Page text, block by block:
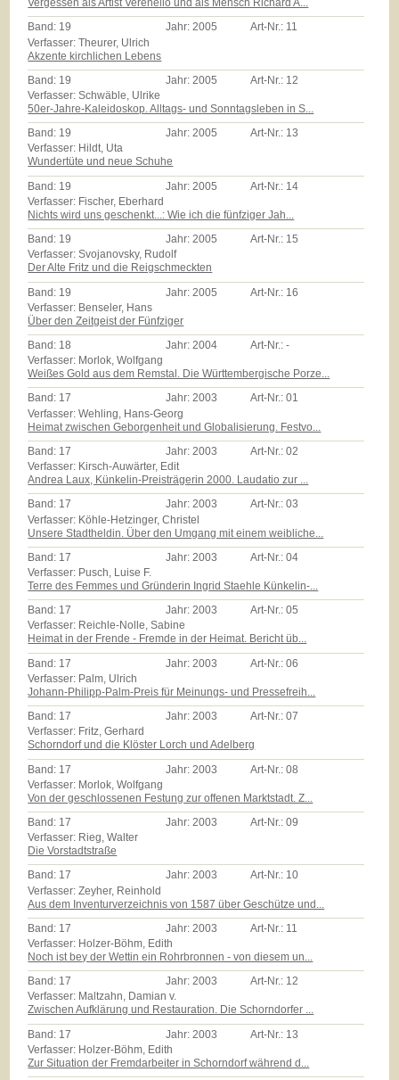
Vergessen als Artist Verenello und als Mensch Richard A...
Band: 19 Jahr:2005 Art-Nr.: 11
Verfasser: Theurer, Ulrich
Akzente kirchlichen Lebens
Band: 19 Jahr:2005 Art-Nr.: 12
Verfasser: Schwäble, Ulrike
50er-Jahre-Kaleidoskop. Alltags- und Sonntagsleben in S...
Band: 19 Jahr:2005 Art-Nr.: 13
Verfasser: Hildt, Uta
Wundertüte und neue Schuhe
Band: 19 Jahr: 2005 Art-Nr.: 14
Verfasser: Fischer, Eberhard
Nichts wird uns geschenkt...: Wie ich die fünfziger Jah...
Band: 19 Jahr:2005 Art-Nr.: 15
Verfasser: Svojanovsky, Rudolf
Der Alte Fritz und die Reigschmeckten
Band: 19 Jahr: 2005 Art-Nr.: 16
Verfasser: Benseler, Hans
Über den Zeitgeist der Fünfziger
Band: 18 Jahr:2004 Art-Nr.:-
Verfasser: Morlok, Wolfgang
Weißes Gold aus dem Remstal. Die Württembergische Porze...
Band: 17 Jahr:2003 Art-Nr.:01
Verfasser: Wehling, Hans-Georg
Heimat zwischen Geborgenheit und Globalisierung. Festvo...
Band: 17 Jahr:2003 Art-Nr.:02
Verfasser: Kirsch-Auwärter, Edit
Andrea Laux, Künkelin-Preisträgerin 2000. Laudatio zur ...
Band: 17 Jahr:2003 Art-Nr.:03
Verfasser: Köhle-Hetzinger, Christel
Unsere Stadtheldin. Über den Umgang mit einem weibliche...
Band: 17 Jahr: 2003 Art-Nr.:04
Verfasser: Pusch, Luise F.
Terre des Femmes und Gründerin Ingrid Staehle Künkelin-...
Band: 17 Jahr:2003 Art-Nr.:05
Verfasser: Reichle-Nolle, Sabine
Heimat in der Frende - Fremde in der Heimat. Bericht üb...
Band: 17 Jahr: 2003 Art-Nr.:06
Verfasser: Palm, Ulrich
Johann-Philipp-Palm-Preis für Meinungs- und Pressefreih...
Band: 17 Jahr:2003 Art-Nr.:07
Verfasser: Fritz, Gerhard
Schorndorf und die Klöster Lorch und Adelberg
Band: 17 Jahr: 2003 Art-Nr.:08
Verfasser: Morlok, Wolfgang
Von der geschlossenen Festung zur offenen Marktstadt. Z...
Band: 17 Jahr:2003 Art-Nr.:09
Verfasser: Rieg, Walter
Die Vorstadtstraße
Band: 17 Jahr:2003 Art-Nr.: 10
Verfasser: Zeyher, Reinhold
Aus dem Inventurverzeichnis von 1587 über Geschütze und...
Band: 17 Jahr:2003 Art-Nr.: 11
Verfasser: Holzer-Böhm, Edith
Noch ist bey der Wettin ein Rohrbronnen - von diesem un...
Band: 17 Jahr:2003 Art-Nr.: 12
Verfasser: Maltzahn, Damian v.
Zwischen Aufklärung und Restauration. Die Schorndorfer ...
Band: 17 Jahr: 2003 Art-Nr.: 13
Verfasser: Holzer-Böhm, Edith
Zur Situation der Fremdarbeiter in Schorndorf während d...